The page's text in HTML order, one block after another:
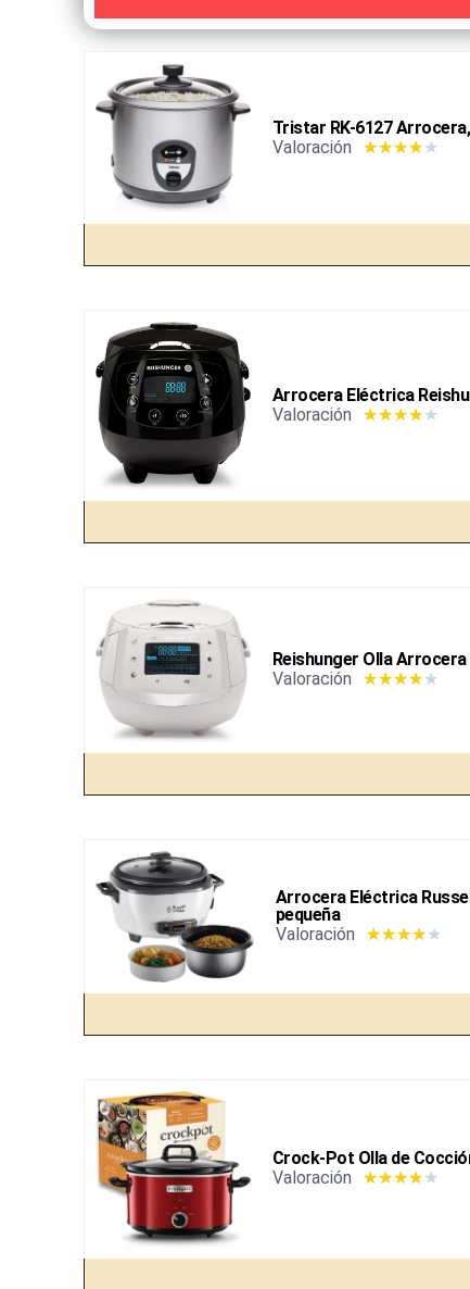
Tristar RK-6127
Valoración
★★★★★
Arrocera Eléctrica
Valoración
★★★★★
Reishunger Olla
Valoración
★★★★★
Arrocera Eléctrica
pequeña
Valoración
★★★★★
Crock-Pot Olla de
Valoración
★★★★★